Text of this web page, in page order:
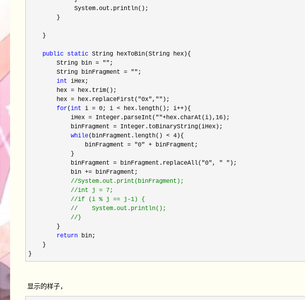
             System.out.println();
        }
    }
public static String hexToBin(String hex){
        String bin
= "" ;
        String binFragment
= "" ;
int iHex;
        hex
= hex.trim();
        hex
= hex.replaceFirst("0x","" );
for(int i = 0; i < hex.length(); i++){
            iHex
= Integer.parseInt(""+hex.charAt(i),16);
            binFragment
= Integer.toBinaryString(iHex);
while(binFragment.length() < 4){
                binFragment
= "0" + binFragment;
            }
            binFragment
= binFragment.replaceAll("0", " " );
            bin
+= binFragment;
//System.out.print(binFragment);
//int j = 7;
//if (i % j == j-1) {
//
    System.out.println();
// }
        }
return bin;
    }
}
显示的样子，